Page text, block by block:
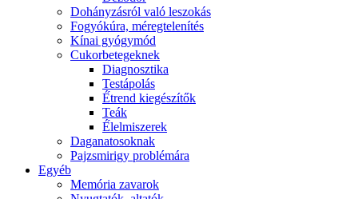
Dohányzásról való leszokás
Fogyókúra, méregtelenítés
Kínai gyógymód
Cukorbetegeknek
Diagnosztika
Testápolás
É́trend kiegészítők
Teák
É́lelmiszerek
Daganatosoknak
Pajzsmirigy problémára
Egyéb
Memória zavarok